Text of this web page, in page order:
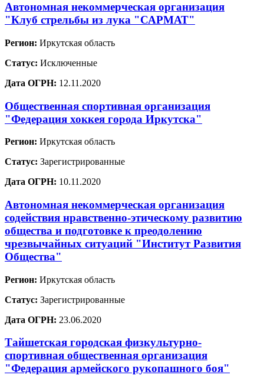
Автономная некоммерческая организация
"Клуб стрельбы из лука "САРМАТ"
Регион: Иркутская область
Статус: Исключенные
Дата ОГРН: 12.11.2020
Общественная спортивная организация
"Федерация хоккея города Иркутска"
Регион: Иркутская область
Статус: Зарегистрированные
Дата ОГРН: 10.11.2020
Автономная некоммерческая организация
содействия нравственно-этическому развитию
общества и подготовке к преодолению
чрезвычайных ситуаций "Институт Развития
Общества"
Регион: Иркутская область
Статус: Зарегистрированные
Дата ОГРН: 23.06.2020
Тайшетская городская физкультурно-
спортивная общественная организация
"Федерация армейского рукопашного боя"